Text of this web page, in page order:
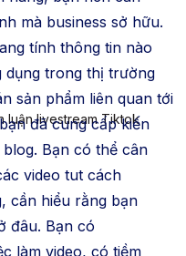
luận livestream Tiktok
mà business sở hữu.
tính thông tin nào
dụng trong thị trường
sản phẩm liên quan tới
đãcung cấpkiến
Bạn có thể cân
video tut cách
cần hiểu rằng bạn
đâu. Bạn có
làm video, có tiềm